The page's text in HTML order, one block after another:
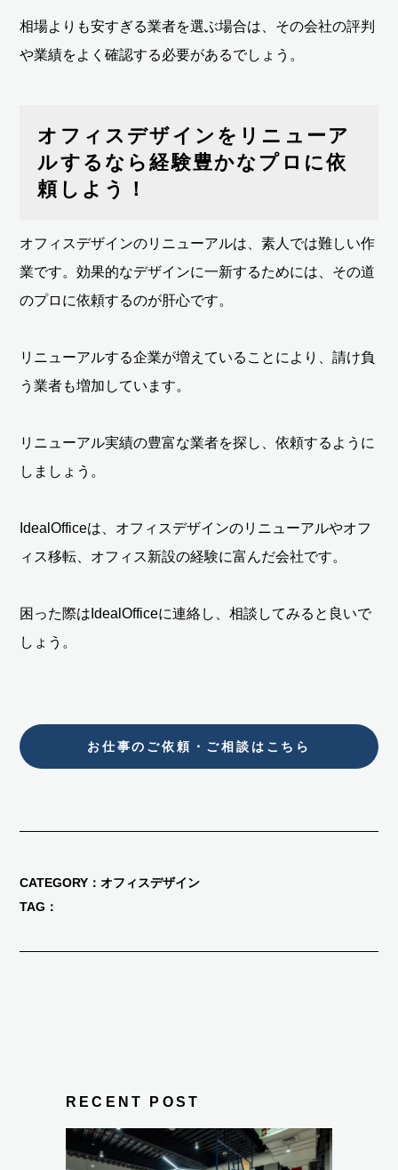
RECENT POST
相場よりも安すぎる業者を選ぶ場合は、その会社の評判
や業績をよく確認する必要があるでしょう。
オフィスデザインをリニューア
ルするなら経験豊かなプロに依
頼しよう！
オフィスデザインのリニューアルは、素人では難しい作
業です。効果的なデザインに一新するためには、その道
のプロに依頼するのが肝心です。
リニューアルする企業が増えていることにより、請け負
う業者も増加しています。
リニューアル実績の豊富な業者を探し、依頼するように
しましょう。
IdealOfficeは、オフィスデザインのリニューアルやオフ
ィス移転、オフィス新設の経験に富んだ会社です。
困った際はIdealOfficeに連絡し、相談してみると良いで
しょう。
お仕事のご依頼・ご相談はこちら
CATEGORY
オフィスデザイン
TAG